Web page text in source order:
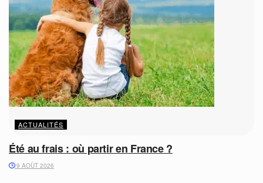
ACTUALITÉS
Été au frais : où partir en France ?
9 AOÛT 2026